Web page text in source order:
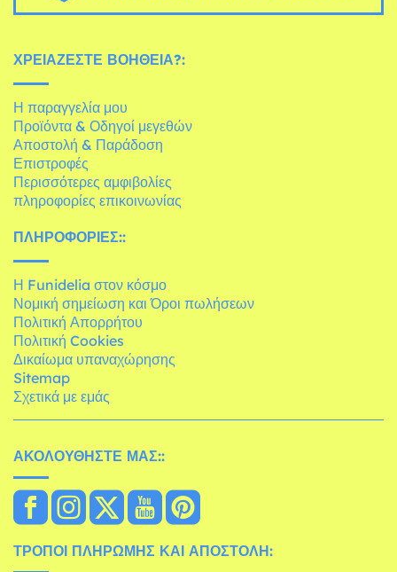
ΧΡΕΙΆΖΕΣΤΕ ΒΟΉΘΕΙΑ?:
Η παραγγελία μου
Προϊόντα & Οδηγοί μεγεθών
Αποστολή & Παράδοση
Επιστροφές
Περισσότερες αμφιβολίες
πληροφορίες επικοινωνίας
ΠΛΗΡΟΦΟΡΊΕΣ::
Η Funidelia στον κόσμο
Νομική σημείωση και Όροι πωλήσεων
Πολιτική Απορρήτου
Πολιτική Cookies
Δικαίωμα υπαναχώρησης
Sitemap
Σχετικά με εμάς
ΑΚΟΛΟΥΘΉΣΤΕ ΜΑΣ::
ΤΡΌΠΟΙ ΠΛΗΡΩΜΉΣ ΚΑΙ ΑΠΟΣΤΟΛΉ: